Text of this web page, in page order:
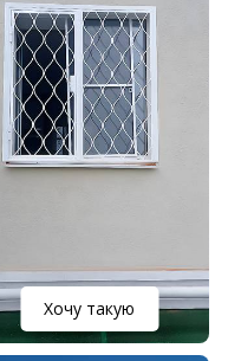
Хочу такую